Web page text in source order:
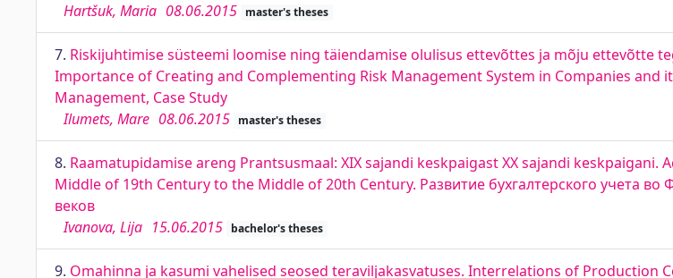
Hartšuk, Maria 08.06.2015 master's theses
7. Riskijuhtimise süsteemi loomise ning täiendamise olulisus ettevõttes ja mõju ettevõtte
Importance of Creating and Complementing Risk Management System in Companies and
Management, Case Study
Ilumets, Mare 08.06.2015 master's theses
8. Raamatupidamise areng Prantsusmaal: XIX sajandi keskpaigast XX sajandi keskpaigani.
Middle of 19th Century to the Middle of 20th Century. Развитие бухгалтерского учета во
веков
Ivanova, Lija 15.06.2015 bachelor's theses
9. Omahinna ja kasumi vahelised seosed teraviljakasvatuses. Interrelations of Production